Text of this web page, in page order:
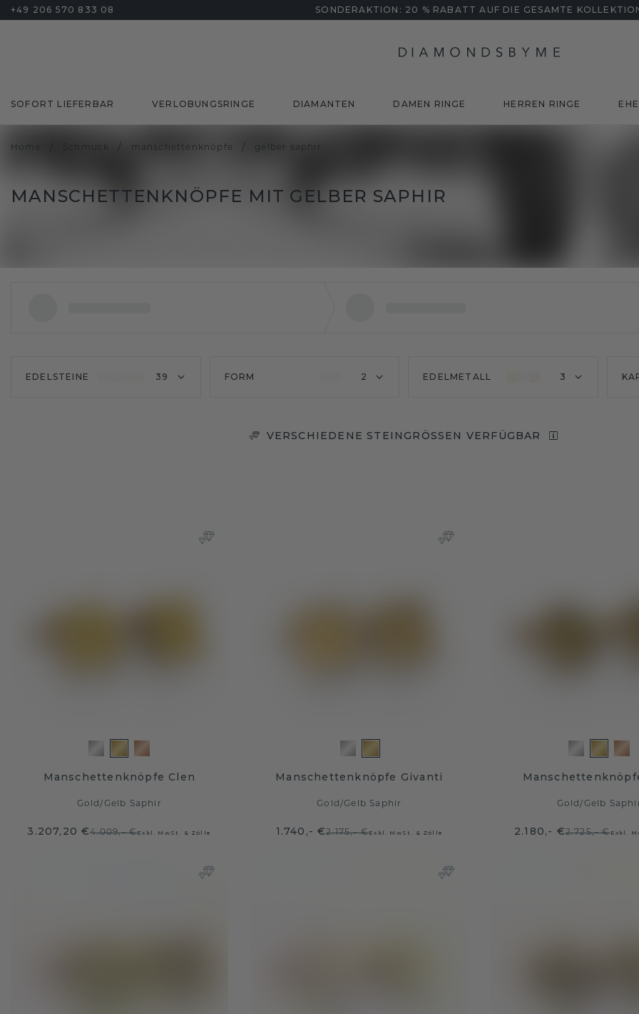
+49 206 570 833 08 SONDERAKTION: 20 % RABATT AUF DIE GESAMTE
SOFORT LIEFERBAR VERLOBUNGSRINGE DIAMANTEN DAMEN RINGE HERREN RINGE
Home Schmuck / manschettenknöpfe / gelber saphir
MANSCHETTENKNÖPFE MIT GELBER SAPHIR
EDELSTEINE 39 FORM 2 EDELMETALL 3
VERSCHIEDENE STEINGRÖSSEN VERFÜGBAR
Manschettenknöpfe Clen
Gold/Gelb Saphir
3.207,20 €4.009,- €Exkl. MwSt. & Zölle
Manschettenknöpfe Givanti
Gold /Gelb Saphir
1.740,- €2.175,- €Exkl. MwSt. & Zölle
Gold/Gelb
2.180,- €2.725,- €Exkl.